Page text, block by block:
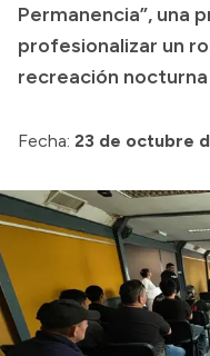
Consulta de pago a
Convocatorias
Login
Permanencia”, una
profesionalizar un
recreación
Fecha: 23 de octubre